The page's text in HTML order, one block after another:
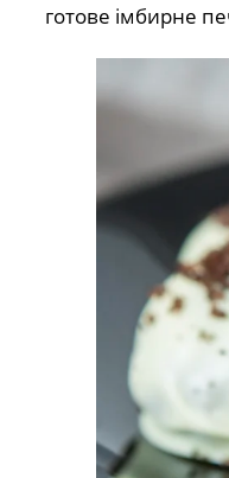
готове імбирне